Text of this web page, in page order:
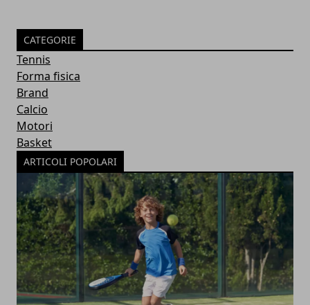
CATEGORIE
Tennis
Forma fisica
Brand
Calcio
Motori
Basket
ARTICOLI POPOLARI